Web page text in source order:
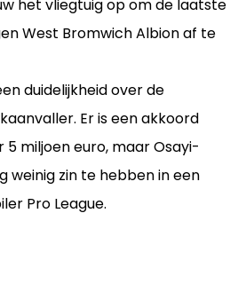
het vliegtuig op om de laatste
West Bromwich Albion af te
duidelijkheid over de
Er is een akkoord
5 miljoen euro, maar Osayi-
weinig zin te hebben in een
Pro League.